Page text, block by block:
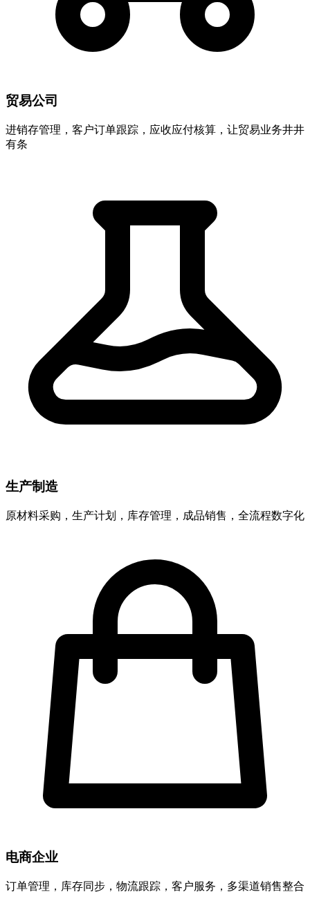
贸易公司
进销存管理，客户订单跟踪，应收应付核算，让贸易业务井井
有条
生产制造
原材料采购，生产计划，库存管理，成品销售，全流程数字化
电商企业
订单管理，库存同步，物流跟踪，客户服务，多渠道销售整合